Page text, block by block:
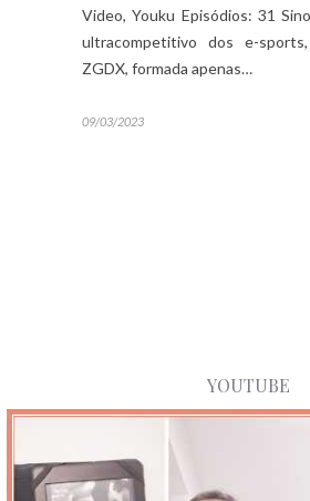
Video, Youku Episódios: 31
ultracompetitivo dos e-
ZGDX, formada apenas…
09/03/2023
YOUTUBE